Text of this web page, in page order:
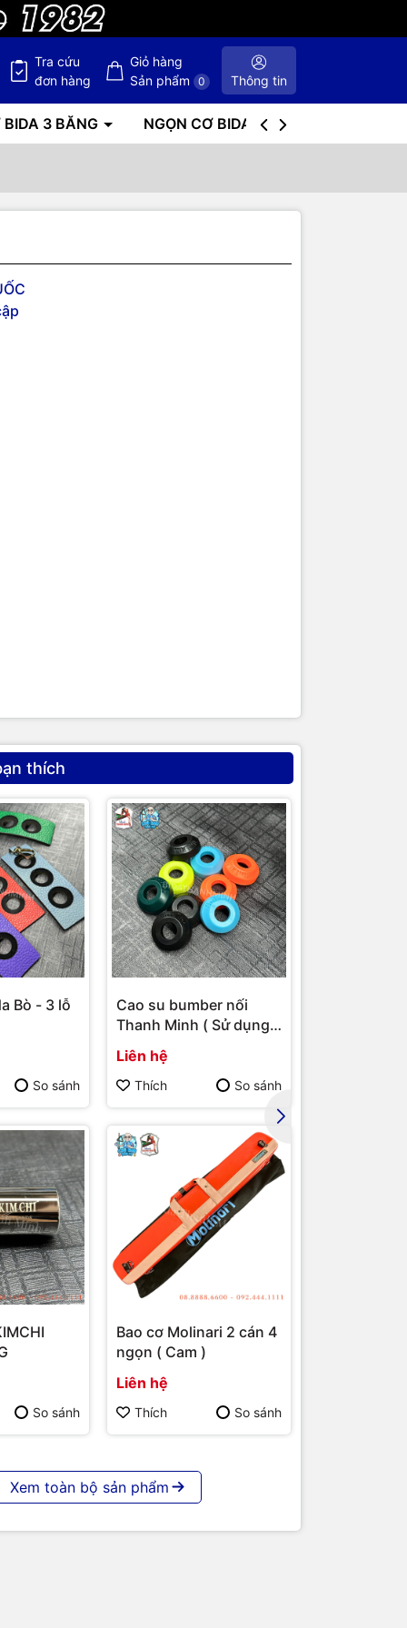
Tra cứu
đơn hàng
Giỏ hàng
Sản phẩm
0 Thông tin
BIDA 3 BĂNG NGỌN CƠ BIDA
thích
Bò - 3 lỗ
So sánh
Cao su bumber nối
Thanh Minh ( Sử dụng
cho bumber Longoni )
Liên hệ
Thích So sánh
So sánh
Bao cơ Molinari 2 cán 4
ngọn ( Cam )
Liên hệ
Thích So sánh
Xem toàn bộ sản phẩm